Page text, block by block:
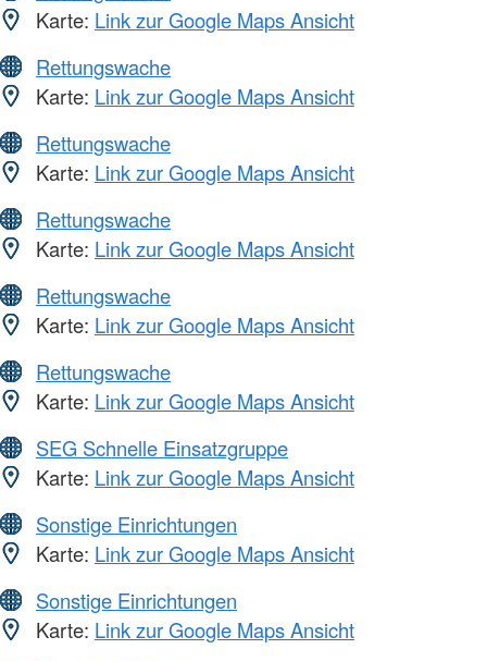
Karte: Link zur Google Maps Ansicht
Rettungswache
Karte: Link zur Google Maps Ansicht
Rettungswache
Karte: Link zur Google Maps Ansicht
Rettungswache
Karte: Link zur Google Maps Ansicht
Rettungswache
Karte: Link zur Google Maps Ansicht
Rettungswache
Karte: Link zur Google Maps Ansicht
SEG Schnelle Einsatzgruppe
Karte: Link zur Google Maps Ansicht
Sonstige Einrichtungen
Karte: Link zur Google Maps Ansicht
Sonstige Einrichtungen
Karte: Link zur Google Maps Ansicht